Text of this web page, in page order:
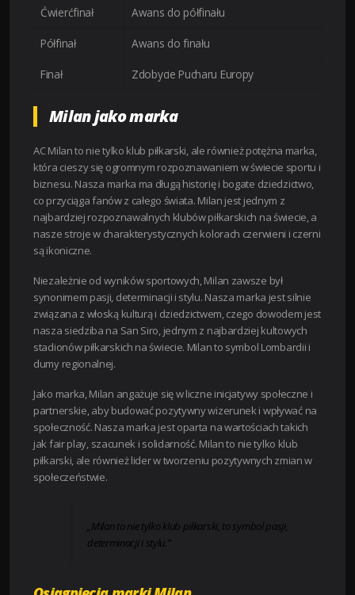
Ćwierćfinał Awans do półfinału
Półfinał Awans do finału
Finał Zdobycie Pucharu Europy
Milan jako marka
AC Milan to nie tylko klub piłkarski, ale również potężna marka,
która cieszy się ogromnym rozpoznawaniem w świecie sportu i
biznesu. Nasza marka ma długą historię i bogate dziedzictwo,
co przyciąga fanów z całego świata. Milan jest jednym z
najbardziej rozpoznawalnych klubów piłkarskich na świecie, a
nasze stroje w charakterystycznych kolorach czerwieni i czerni
są ikoniczne.
Niezależnie od wyników sportowych, Milan zawsze był
synonimem pasji, determinacji i stylu. Nasza marka jest silnie
związana z włoską kulturą i dziedzictwem, czego dowodem jest
nasza siedziba na San Siro, jednym z najbardziej kultowych
stadionów piłkarskich na świecie. Milan to symbol Lombardii i
dumy regionalnej.
Jako marka, Milan angażuje się w liczne inicjatywy społeczne i
partnerskie, aby budować pozytywny wizerunek i wpływać na
społeczność. Nasza marka jest oparta na wartościach takich
jak fair play, szacunek i solidarność. Milan to nie tylko klub
piłkarski, ale również lider w tworzeniu pozytywnych zmian w
społeczeństwie.
„Milan to nie tylko klub piłkarski, to symbol pasji,
determinacji i stylu.”